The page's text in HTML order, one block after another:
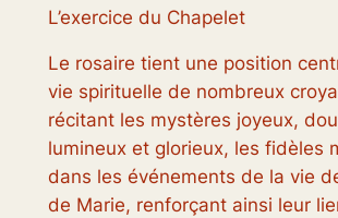
L’exercice du Chapelet
Le rosaire tient une position
vie spirituelle de nombreux
récitant les mystères joyeux,
lumineux et glorieux, les fidèles
dans les événements de la vie
de Marie, renforçant ainsi leur